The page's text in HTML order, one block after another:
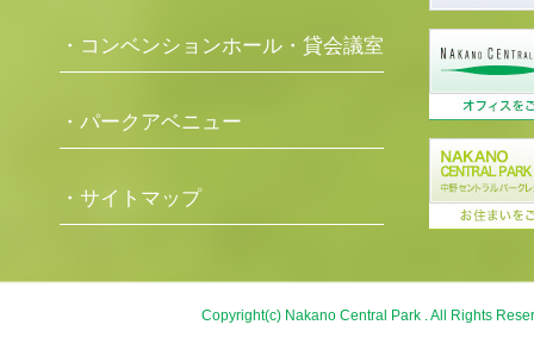
・コンベンションホール・貸会議室
・パークアベニュー
・サイトマップ
Copyright(c) Nakano Central Park . All Rights